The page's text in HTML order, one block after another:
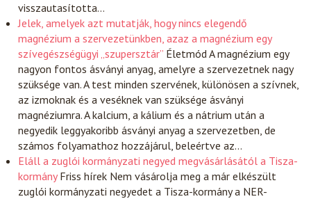
visszautasította…
Jelek, amelyek azt mutatják, hogy nincs elegendő
magnézium a szervezetünkben, azaz a magnézium egy
szívegészségügyi „szupersztár” ÉletmódA magnézium egy
nagyon fontos ásványi anyag, amelyre a szervezetnek nagy
szüksége van. A test minden szervének, különösen a szívnek,
az izmoknak és a veséknek van szüksége ásványi
magnéziumra. A kalcium, a kálium és a nátrium után a
negyedik leggyakoribb ásványi anyag a szervezetben, de
számos folyamathoz hozzájárul, beleértve az…
Eláll a zuglói kormányzati negyed megvásárlásától a Tisza-
kormányFriss hírek Nem vásárolja meg a már elkészült
zuglói kormányzati negyedet a Tisza-kormány a NER-